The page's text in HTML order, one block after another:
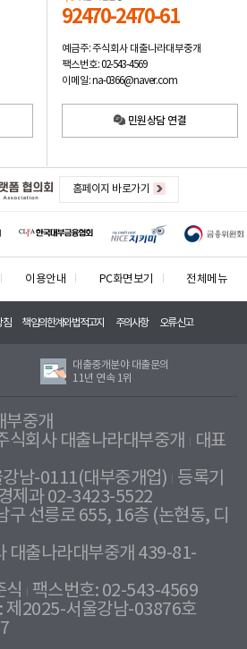
92470-2470-61
예금주: 주식회사 대출나라대부중개
팩스번호: 02-543-4569
이메일: na-0366@naver.com
민원상담 연결
홈페이지 바로가기
이용안내 PC화면보기 전체메뉴
침 책임의한계와법적고지 주의사항 오류신고
대출중개분야 대출문의
11년 연속 1위
부중개
식회사 대출나라대부중개
대표
남-0111(대부중개업) 등록기
제과 02-3423-5522
구 선릉로 655, 16층 (논현동, 디
대출나라대부중개 439-81-
식
팩스번호: 02-543-4569
제2025-서울강남-03876호